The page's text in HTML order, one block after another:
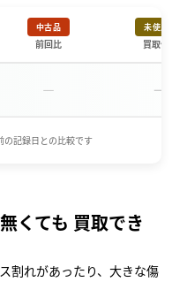
中古品
前回比
未使用
買取価
－ －
記録日との比較です
くても 買取でき
割れがあったり、大きな傷